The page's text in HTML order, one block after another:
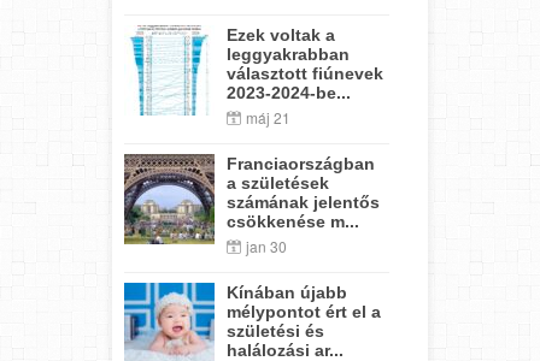
Ezek voltak a
leggyakrabban
választott fiúnevek
2023-2024-be...
máj 21
Franciaországban
a születések
számának jelentős
csökkenése m...
jan 30
Kínában újabb
mélypontot ért el a
születési és
halálozási ar...